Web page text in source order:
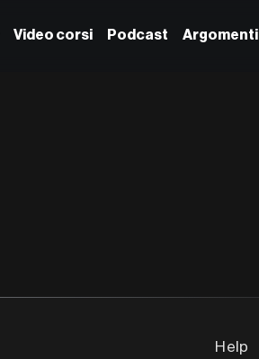
Video corsi Podcast Argomenti
Help